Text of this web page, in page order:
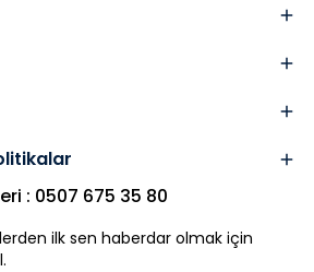
: 0507 675 35 80
ilk sen haberdar olmak için